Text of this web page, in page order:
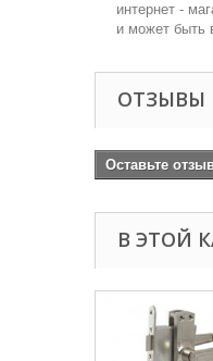
интернет -
и может быть
ОТЗЫВЫ
Оставьте
В ЭТОЙ